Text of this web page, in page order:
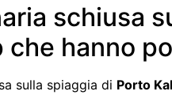
schiusa
hanno
sulla spiaggia di Porto